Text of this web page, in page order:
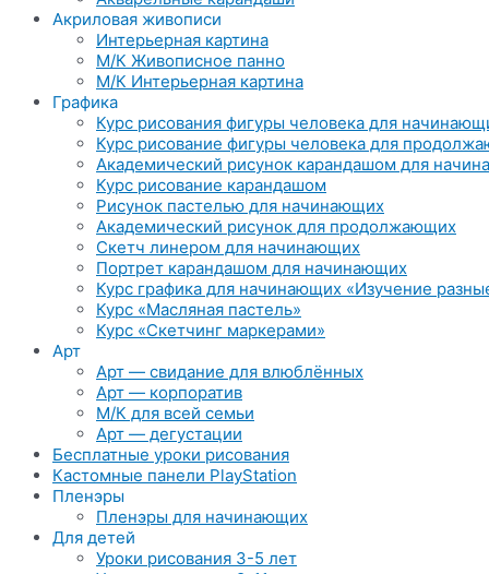
Акриловая живописи
Интерьерная картина
М/К Живописное панно
М/К Интерьерная картина
Графика
Курс рисования фигуры человека для
Курс рисование фигуры человека для
Академический рисунок карандашом для
Курс рисование карандашом
Рисунок пастелью для начинающих
Академический рисунок для продолжающих
Скетч линером для начинающих
Портрет карандашом для начинающих
Курс графика для начинающих «Изучение
Курс «Масляная пастель»
Курс «Скетчинг маркерами»
Арт
Арт — свидание для влюблённых
Арт — корпоратив
М/К для всей семьи
Арт — дегустации
Бесплатные уроки рисования
Кастомные панели PlayStation
Пленэры
Пленэры для начинающих
Для детей
Уроки рисования 3-5 лет